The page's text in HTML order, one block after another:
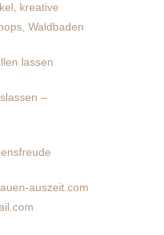
kreative
Waldbaden
lassen
–
auszeit.com